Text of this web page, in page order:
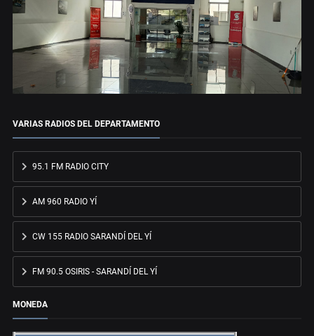
VARIAS RADIOS DEL DEPARTAMENTO
95.1 FM RADIO CITY
AM 960 RADIO YÍ
CW 155 RADIO SARANDÍ DEL YÍ
FM 90.5 OSIRIS - SARANDÍ DEL YÍ
MONEDA